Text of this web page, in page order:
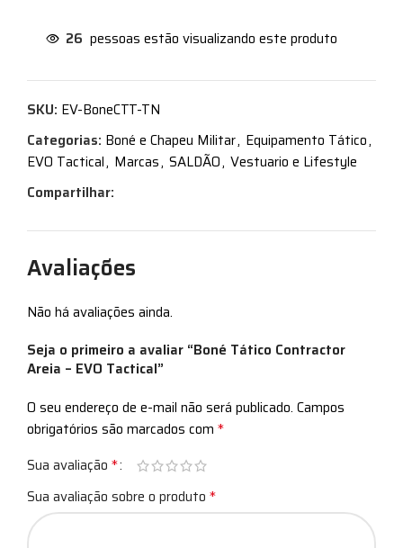
26 pessoas estão visualizando este produto
SKU: EV-BoneCTT-TN
Categorias: Boné e Chapeu Militar, Equipamento Tático,
EVO Tactical, Marcas, SALDÃO, Vestuario e Lifestyle
Compartilhar:
Avaliações
Não há avaliações ainda.
Seja o primeiro a avaliar “Boné Tático Contractor
Areia – EVO Tactical”
O seu endereço de e-mail não será publicado. Campos
obrigatórios são marcados com *
Sua avaliação *
Sua avaliação sobre o produto *